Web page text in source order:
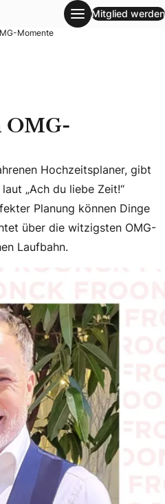
Mitglied werden
Momente
OMG-
Hochzeitsplaner, gibt
Hochzeitsplaner, gibt
„Ach du liebe Zeit!“
Planung können Dinge
über die witzigsten OMG-
Laufbahn.